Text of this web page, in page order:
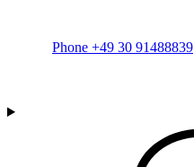
Phone +49 30 91488839